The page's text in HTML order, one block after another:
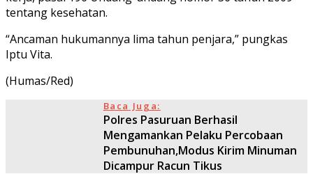
tentang kesehatan.
“Ancaman hukumannya lima tahun penjara,” pungkas
Iptu Vita.
(Humas/Red)
Baca Juga:
Polres Pasuruan Berhasil
Mengamankan Pelaku Percobaan
Pembunuhan,Modus Kirim Minuman
Dicampur Racun Tikus